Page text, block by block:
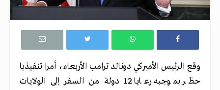
وقع الرئيس الأميركي دونالد ترامب الأربعاء، أمرا تنفيذيا
حظر بموجبه رعايا 12 دولة من السفر إلى الولايات